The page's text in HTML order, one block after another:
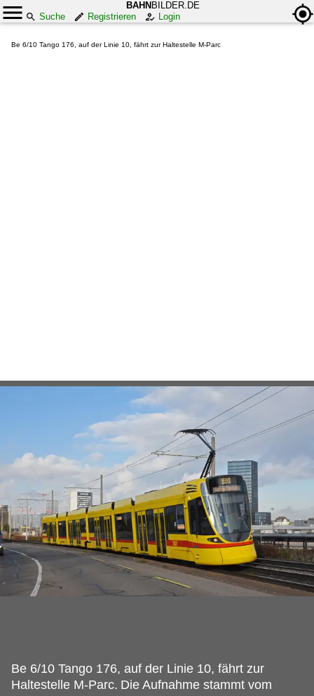
BAHN BILDER.DE
Suche
Registrieren Login
Be 6/10 Tango 176, auf der Linie 10, fährt zur Haltestelle M-Parc
Be 6/10 Tango 176, auf der Linie 10, fährt zur
Haltestelle M-Parc. Die Aufnahme stammt vom